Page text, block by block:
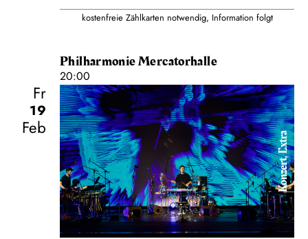
kostenfreie Zählkarten notwendig, Information folgt
Philharmonie Mercatorhalle
20:00
Fr
19
Feb
Konzert, Extra